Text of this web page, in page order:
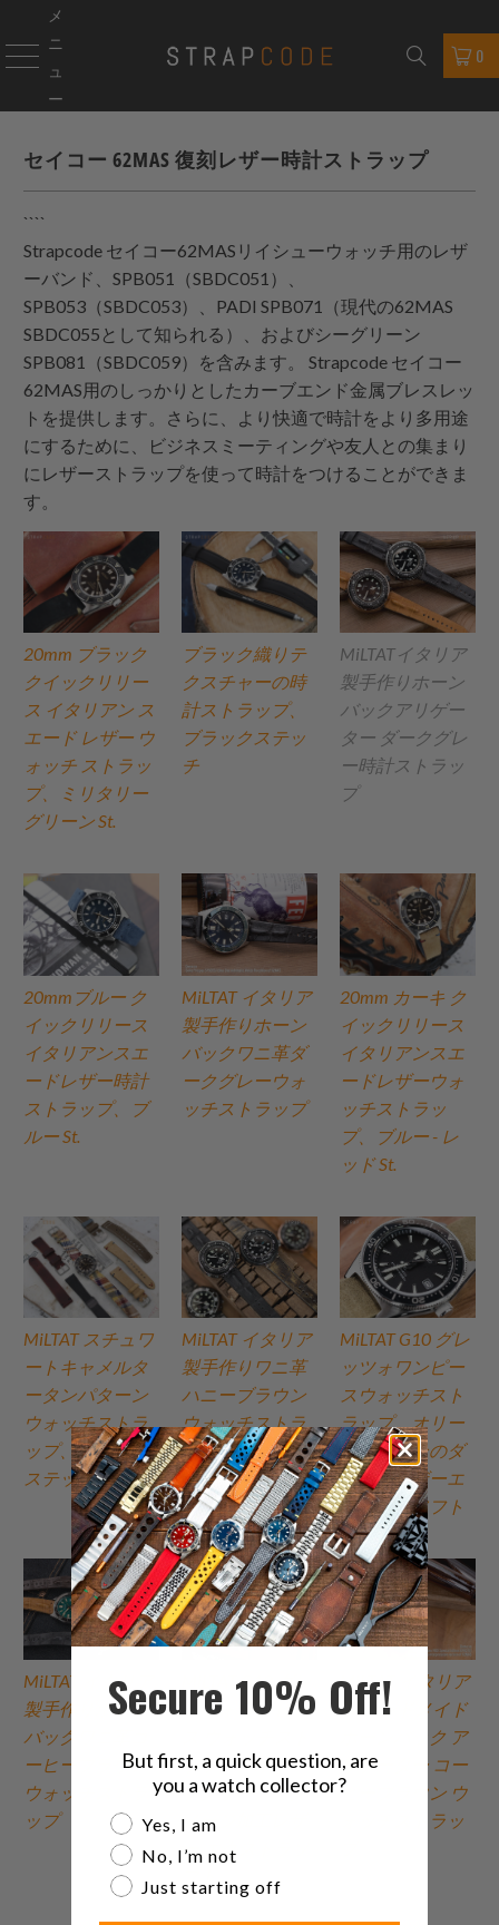
メ
ニ
ュ
ー
0
セイコー 62MAS 復刻レザー時計ストラップ
````
Strapcode セイコー62MASリイシューウォッチ用のレザ
ーバンド、SPB051（SBDC051）、
SPB053（SBDC053）、PADI SPB071（現代の62MAS
SBDC055として知られる）、およびシーグリーン
SPB081（SBDC059）を含みます。Strapcode セイコー
62MAS用のしっかりとしたカーブエンド金属ブレスレッ
トを提供します。さらに、より快適で時計をより多用途
にするために、ビジネスミーティングや友人との集まり
にレザーストラップを使って時計をつけることができま
す。
20mm ブラック
クイックリリー
ス イタリアン ス
エード レザー ウ
ォッチ ストラッ
プ、ミリタリー
グリーン St.
ブラック織りテ
クスチャーの時
計ストラップ、
ブラックステッ
チ
MiLTATイタリア
製手作りホーン
バックアリゲー
ター ダークグレ
ー時計ストラッ
プ
20mmブルー ク
イックリリース
イタリアンスエ
ードレザー時計
ストラップ、ブ
ルー St.
MiLTAT イタリア
製手作りホーン
バックワニ革ダ
ークグレーウォ
ッチストラップ
20mm カーキ ク
イックリリース
イタリアンスエ
ードレザーウォ
ッチストラッ
プ、ブルー - レ
ッド St.
MiLTAT スチュワ
ートキャメルタ
ータンパターン
ウォッチストラ
ップ、ブラウン
ステッチ
MiLTAT イタリア
製手作りワニ革
ハニーブラウン
ウォッチストラ
ップ
MiLTAT G10 グレ
ッツォワンピー
スウォッチスト
ラップ、オリー
ブグリーンのダ
メージレザーエ
クストラソフト
MiLTAT イタリア
製手作りホーン
バックワニ革コ
ーヒーブラウン
ウォッチストラ
ップ
MiLTAT G10 グレ
ッツォ ワンピー
ラップ、オリー
ブグリーンのダ
メージ加工レザ
ー エクストラソ
MiLTAT イタリア
製 ハンドメイド
ホーンバック ア
リゲーター コー
ヒーブラウン ウ
ォッチストラッ
Secure 10% Off!
But first, a quick question, are
you a watch collector?
Are you a watch collector?
Yes, I am
No, I’m not
Just starting off